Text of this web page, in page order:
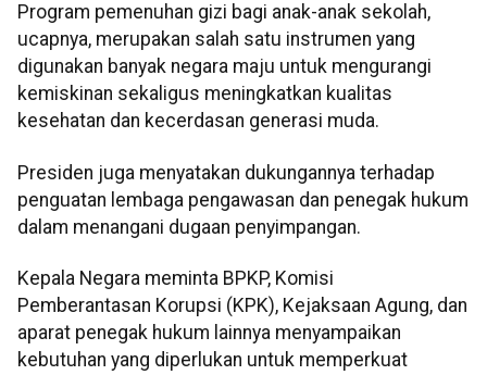
Program pemenuhan gizi bagi anak-anak sekolah,
ucapnya, merupakan salah satu instrumen yang
digunakan banyak negara maju untuk mengurangi
kemiskinan sekaligus meningkatkan kualitas
kesehatan dan kecerdasan generasi muda.
Presiden juga menyatakan dukungannya terhadap
penguatan lembaga pengawasan dan penegak hukum
dalam menangani dugaan penyimpangan.
Kepala Negara meminta BPKP, Komisi
Pemberantasan Korupsi (KPK), Kejaksaan Agung, dan
aparat penegak hukum lainnya menyampaikan
kebutuhan yang diperlukan untuk memperkuat